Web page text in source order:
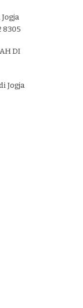
8305
DI
Jogja